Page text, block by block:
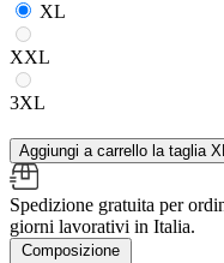
XL
XXL
3XL
Aggiungi a carrello la taglia
Spedizione gratuita per
giorni lavorativi in Italia.
Composizione